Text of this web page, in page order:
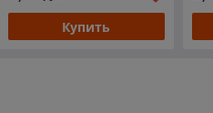
Купить